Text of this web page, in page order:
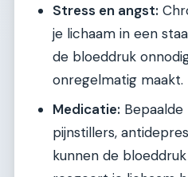
Stress en angst:
je lichaam in een
de bloeddruk
onregelmatig maakt.
Medicatie: Bepaalde
pijnstillers,
kunnen de